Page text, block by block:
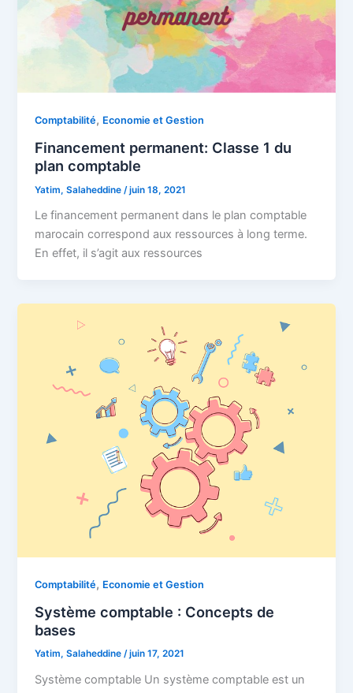
Comptabilité, Economie et Gestion
Financement permanent: Classe 1 du
plan comptable
Yatim, Salaheddine /juin 18, 2021
Le financement permanent dans le plan comptable
marocain correspond aux ressources à long terme.
En effet, il s’agit aux ressources
Comptabilité, Economie et Gestion
Système comptable : Concepts de
bases
Yatim, Salaheddine/juin 17, 2021
Système comptable Un système comptable est un